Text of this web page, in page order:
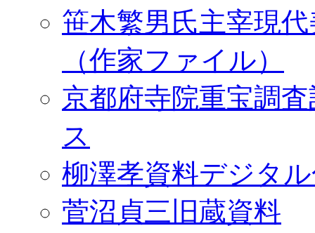
笹木繁男氏主宰現
（作家ファイル）
京都府寺院重宝調
ス
柳澤孝資料デジタ
菅沼貞三旧蔵資料